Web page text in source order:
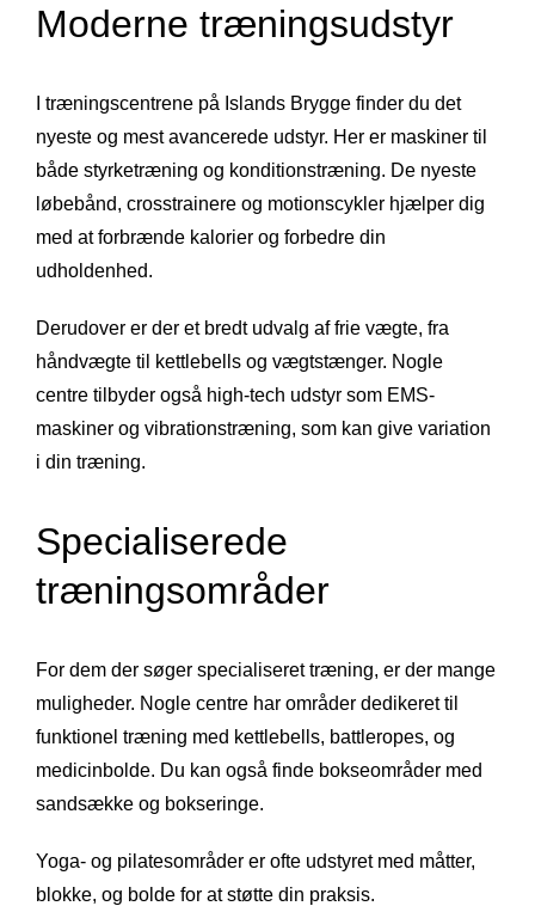
Moderne træningsudstyr
I træningscentrene på Islands Brygge finder du det
nyeste og mest avancerede udstyr. Her er maskiner til
både styrketræning og konditionstræning. De nyeste
løbebånd, crosstrainere og motionscykler hjælper dig
med at forbrænde kalorier og forbedre din
udholdenhed.
Derudover er der et bredt udvalg af frie vægte, fra
håndvægte til kettlebells og vægtstænger. Nogle
centre tilbyder også high-tech udstyr som EMS-
maskiner og vibrationstræning, som kan give variation
i din træning.
Specialiserede
træningsområder
For dem der søger specialiseret træning, er der mange
muligheder. Nogle centre har områder dedikeret til
funktionel træning med kettlebells, battleropes, og
medicinbolde. Du kan også finde bokseområder med
sandsække og bokseringe.
Yoga- og pilatesområder er ofte udstyret med måtter,
blokke, og bolde for at støtte din praksis.